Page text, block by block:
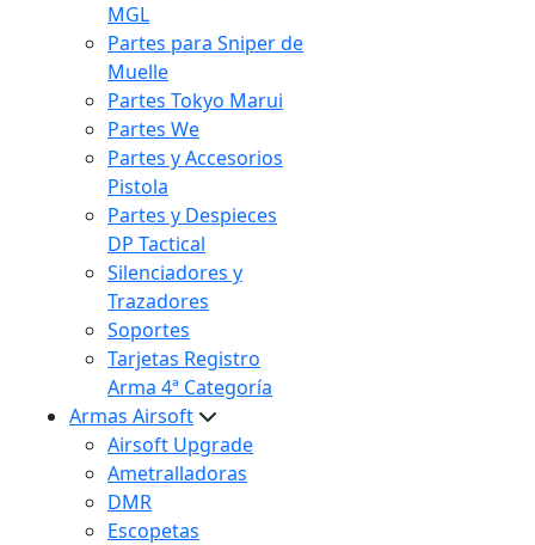
MGL
Partes para Sniper de
Muelle
Partes Tokyo Marui
Partes We
Partes y Accesorios
Pistola
Partes y Despieces
DP Tactical
Silenciadores y
Trazadores
Soportes
Tarjetas Registro
Arma 4ª Categoría
Armas Airsoft
Airsoft Upgrade
Ametralladoras
DMR
Escopetas